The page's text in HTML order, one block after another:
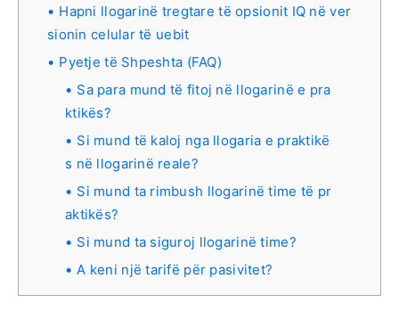
Hapni llogarinë tregtare të opsionit IQ në ver
sionin celular të uebit
Pyetje të Shpeshta (FAQ)
Sa para mund të fitoj në llogarinë e pra
ktikës?
Si mund të kaloj nga llogaria e praktikë
s në llogarinë reale?
Si mund ta rimbush llogarinë time të pr
aktikës?
Si mund ta siguroj llogarinë time?
A keni një tarifë për pasivitet?